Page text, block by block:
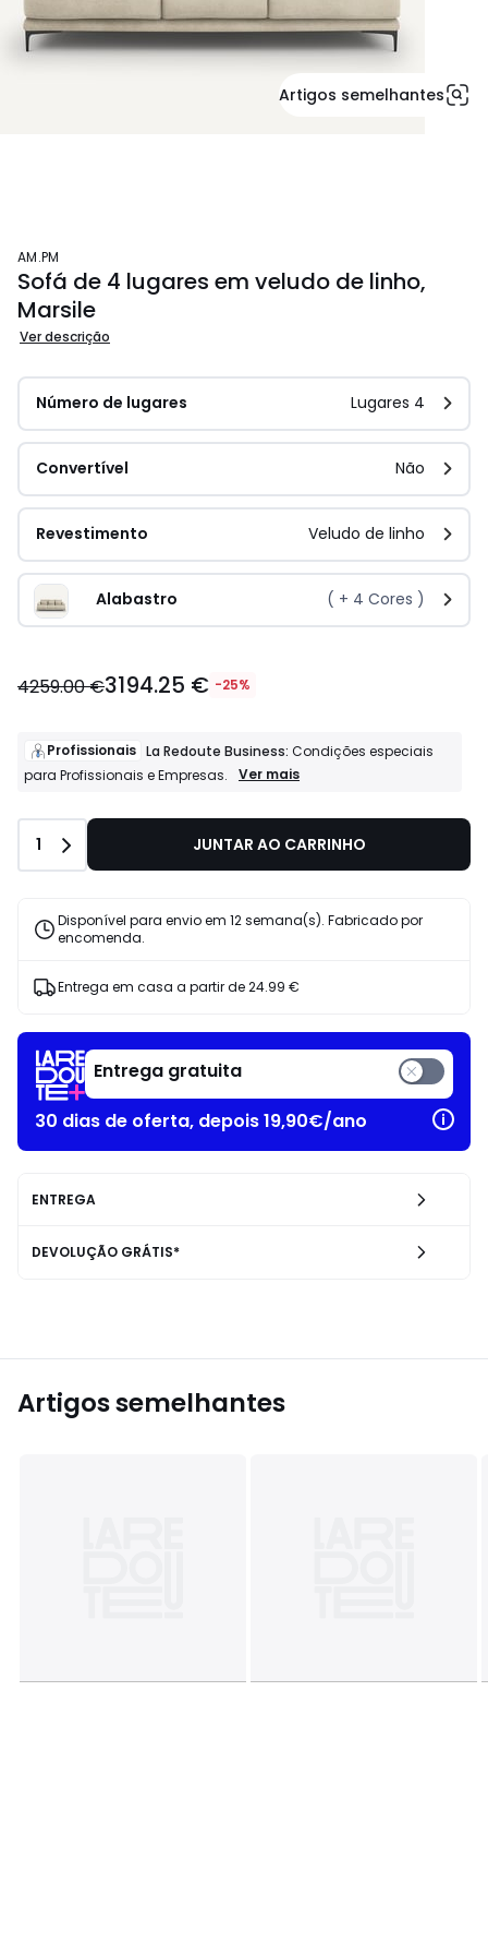
Artigos semelhantes
AM.PM
Sofá de 4 lugares em veludo de linho,
Marsile
Ver descrição
Número de lugares Lugares 4
Convertível Não
Revestimento Veludo de linho
Alabastro ( + 4 Cores )
4259.00 €3194.25 € -25%
Profissionais La Redoute Business: Condições especiais
para Profissionais e Empresas.
Profissionais
Condições
e
Ver mais
Quantidade
1 JUNTAR AO CARRINHO
Disponível para envio em 12 semana(s). Fabricado por
encomenda.
Entrega em casa a partir de24.99 €
Entrega gratuita
30 dias de oferta, depois 19,90€/ano
ENTREGA
DEVOLUÇÃO GRÁTIS*
Artigos semelhantes